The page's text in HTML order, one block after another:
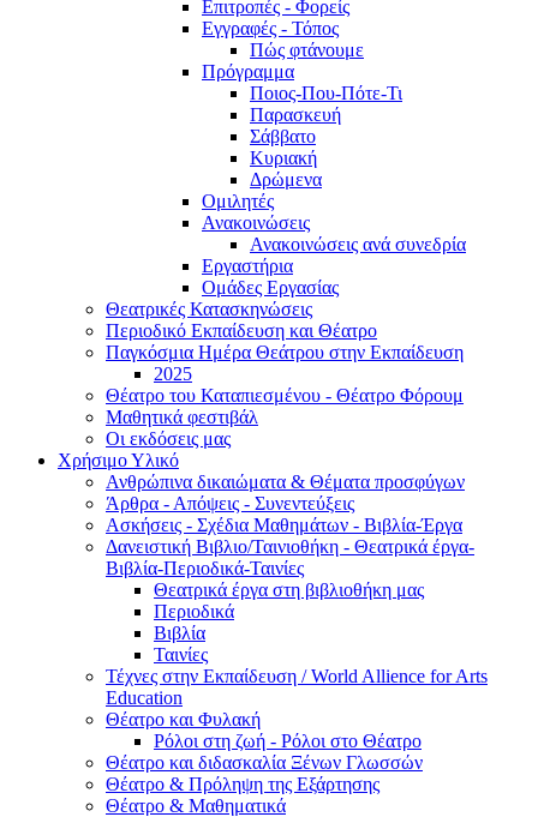
Επιτροπές - Φορείς
Εγγραφές - Τόπος
Πώς φτάνουμε
Πρόγραμμα
Ποιος-Που-Πότε-Τι
Παρασκευή
Σάββατο
Κυριακή
Δρώμενα
Ομιλητές
Ανακοινώσεις
Ανακοινώσεις ανά συνεδρία
Εργαστήρια
Ομάδες Εργασίας
Θεατρικές Κατασκηνώσεις
Περιοδικό Εκπαίδευση και Θέατρο
Παγκόσμια Ημέρα Θεάτρου στην Εκπαίδευση
2025
Θέατρο του Καταπιεσμένου - Θέατρο Φόρουμ
Μαθητικά φεστιβάλ
Οι εκδόσεις μας
Χρήσιμο Υλικό
Ανθρώπινα δικαιώματα & Θέματα προσφύγων
Άρθρα - Απόψεις - Συνεντεύξεις
Ασκήσεις - Σχέδια Μαθημάτων - Βιβλία-Έργα
Δανειστική Βιβλιο/Ταινιοθήκη - Θεατρικά έργα-
Βιβλία-Περιοδικά-Ταινίες
Θεατρικά έργα στη βιβλιοθήκη μας
Περιοδικά
Βιβλία
Ταινίες
Τέχνες στην Εκπαίδευση / World Allience for Arts
Education
Θέατρο και Φυλακή
Ρόλοι στη ζωή - Ρόλοι στο Θέατρο
Θέατρο και διδασκαλία Ξένων Γλωσσών
Θέατρο & Πρόληψη της Εξάρτησης
Θέατρο & Μαθηματικά